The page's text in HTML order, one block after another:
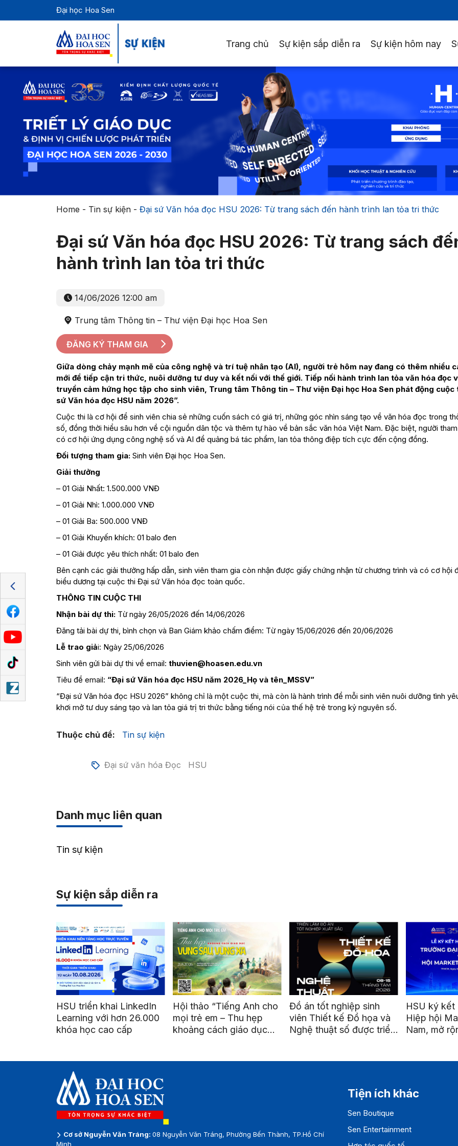
Đại học Hoa Sen
Trang chủ Sự kiện sắp diễn ra Sự kiện hôm nay
Home - Tin sự kiện- Đại sứ Văn hóa đọc HSU 2026: Từ trang sách đến hành trình lan tỏa tri thức
Đại sứ Văn hóa đọc HSU 2026: Từ trang sách
hành trình lan tỏa tri thức
14/06/2026 12:00 am
Trung tâm Thông tin – Thư viện Đại học Hoa Sen
ĐĂNG KÝ THAM GIA
Giữa dòng chảy mạnh mẽ của công nghệ và trí tuệ nhân tạo (AI), người trẻ hôm nay đang có thêm nhiều
mới để tiếp cận tri thức, nuôi dưỡng tư duy và kết nối với thế giới. Tiếp nối hành trình lan tỏa văn hóa đọc
truyền cảm hứng học tập cho sinh viên, Trung tâm Thông tin – Thư viện Đại học Hoa Sen phát động cuộc
sứ Văn hóa đọc HSU năm 2026”.
Cuộc thi là cơ hội để sinh viên chia sẻ những cuốn sách có giá trị, những góc nhìn sáng tạo về văn hóa đọc trong
số, đồng thời hiểu sâu hơn về cội nguồn dân tộc và thêm tự hào về bản sắc văn hóa Việt Nam. Đặc biệt, người
có cơ hội ứng dụng công nghệ số và AI để quảng bá tác phẩm, lan tỏa thông điệp tích cực đến cộng đồng.
Đối tượng tham gia:Sinh viên Đại học Hoa Sen.
Giải thưởng
– 01 Giải Nhất: 1.500.000 VNĐ
– 01 Giải Nhì: 1.000.000 VNĐ
– 01 Giải Ba: 500.000 VNĐ
– 01 Giải Khuyến khích: 01 balo đen
– 01 Giải được yêu thích nhất: 01 balo đen
Bên cạnh các giải thưởng hấp dẫn, sinh viên tham gia còn nhận được giấy chứng nhận từ chương trình và có cơ hội
biểu dương tại cuộc thi Đại sứ Văn hóa đọc toàn quốc.
THÔNG TIN CUỘC THI
Nhận bài dự thi:Từ ngày 26/05/2026 đến 14/06/2026
Đăng tải bài dự thi, bình chọn và Ban Giám khảo chấm điểm: Từ ngày 15/06/2026 đến 20/06/2026
Lễ trao giải: Ngày 25/06/2026
Sinh viên gửi bài dự thi về email: thuvien@hoasen.edu.vn
Tiêu đề email: “Đại sứ Văn hóa đọc HSU năm 2026_Họ và tên_MSSV”
“Đại sứ Văn hóa đọc HSU 2026” không chỉ là một cuộc thi, mà còn là hành trình để mỗi sinh viên nuôi dưỡng tình
khơi mở tư duy sáng tạo và lan tỏa giá trị tri thức bằng tiếng nói của thế hệ trẻ trong kỷ nguyên số.
Thuộc chủ đề: Tin sự kiện
Đại sứ văn hóa Đọc HSU
Danh mục liên quan
Tin sự kiện
Sự kiện sắp diễn ra
HSU triển khai LinkedIn
Learning với hơn 26.000
khóa học cao cấp
Hội thảo “Tiếng Anh cho
mọi trẻ em – Thu hẹp
khoảng cách giáo dục
Đồ án tốt nghiệp sinh
viên Thiết kế Đồ họa và
Nghệ thuật số được triển
HSU ký kết
Hiệp hội
Nam, mở
Cơ sở Nguyễn Văn Tráng: 08 Nguyễn Văn Tráng, Phường Bến Thành, TP.Hồ Chí
Minh
Tiện ích khác
Sen Boutique
Sen Entertainment